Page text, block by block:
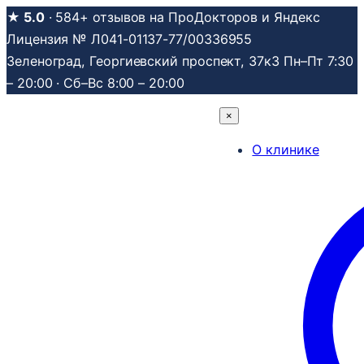
Перейти
к
содержимому
★ 5.0· 584+ отзывов на ПроДокторов и Яндекс
Лицензия № Л041-01137-77/00336955
Зеленоград, Георгиевский проспект, 37к3 Пн–Пт 7:30
– 20:00 · Сб–Вс 8:00 – 20:00
×
О клинике